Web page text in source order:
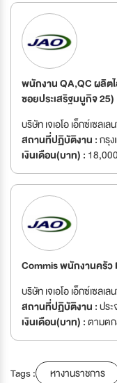
พนักงาน QA,QC ผลิต
ซอยประเสริฐมนูกิจ 25)
บริษัท เจเอโอ เอ็กซ์เซลเ
สถานที่ปฏิบัติงาน :กรุ
เงินเดือน(บาท) :
Commis พนักงานครัว
บริษัท เจเอโอ เอ็กซ์เซลเ
สถานที่ปฏิบัติงาน :ปร
เงินเดือน(บาท) :ตามต
Tags : หางานราชการ